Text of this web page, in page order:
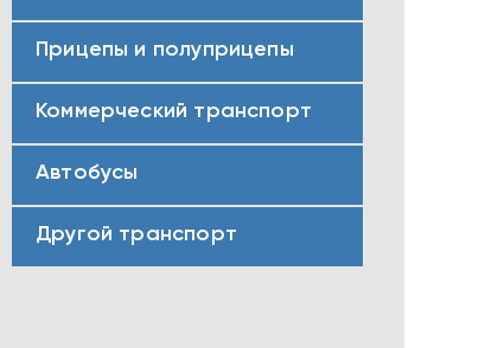
Прицепы и полуприцепы
Коммерческий транспорт
Автобусы
Другой транспорт